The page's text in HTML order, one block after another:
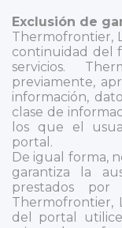
Exclusión de
Thermofrontier,
continuidad del
servicios.
previamente,
información,
clase de
los que el
portal.
De igual forma,
garantiza la
prestados
Thermofrontier,
del portal